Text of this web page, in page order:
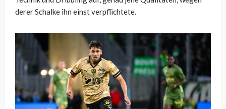
derer Schalke ihn einst verpflichtete.